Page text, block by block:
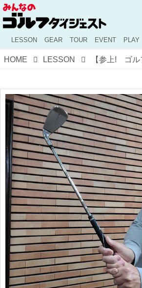
LESSON GEAR TOUR EVENT PLAY
HOME LESSON